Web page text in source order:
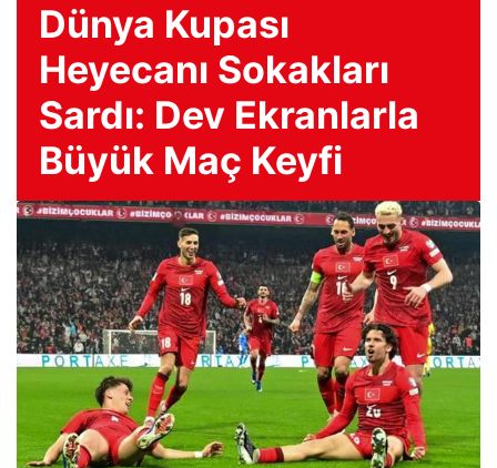
Dünya Kupası
Heyecanı Sokakları
Sardı: Dev Ekranlarla
Büyük Maç Keyfi